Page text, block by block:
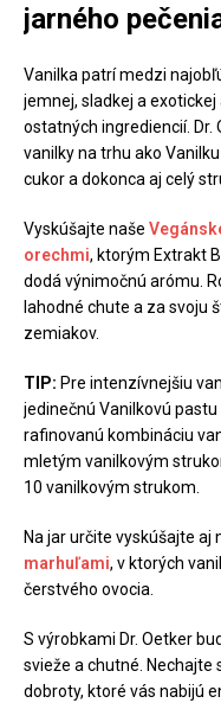
jarného
Vanilka patrí medzi
jemnej, sladkej a
ostatných ingrediencií.
vanilky na trhu ako
cukor a dokonca aj celý
Vyskúšajte naše
orechmi, ktorým Extrakt
dodá výnimočnú arómu.
lahodné chute a za svoju
zemiakov.
TIP: Pre intenzívnejšiu
jedinečnú Vanilkovú
rafinovanú kombináciu
mletým vanilkovým
10 vanilkovým strukom.
Na jar určite vyskúšajte aj
marhuľami, v ktorých
čerstvého ovocia.
S výrobkami Dr. Oetker
svieže a chutné. Nechajte
dobroty, ktoré vás nabijú